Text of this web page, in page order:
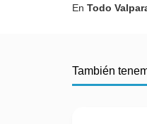
En Todo
También